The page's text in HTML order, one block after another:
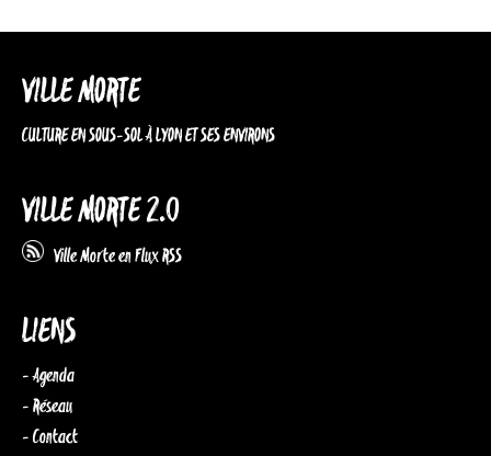
VILLE MORTE
CULTURE EN SOUS-SOL À LYON ET SES ENVIRONS
VILLE MORTE 2.0
Ville Morte en Flux RSS
LIENS
- Agenda
- Réseau
- Contact